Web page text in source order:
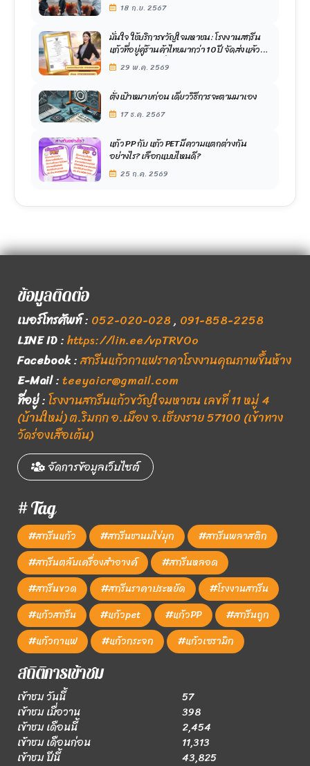
18 ก.ย. 2567
มั่นใจ ใช้บริการขวัญใจมหาชน: โรงงานสกรีน
แก้วที่อยู่คู่ร้านค้าไทยมากว่า 10 ปี จัดส่งแล้วก
ว่า 3,000 ร้านทั่วประเทศ
29 พ.ค. 2569
ตั้งเป้าหมายก่อน เดี๋ยววิธีการจะตามมาเอง
17 ธ.ค. 2567
แก้ว PP กับ แก้ว PET มีความแตกต่างกัน
อย่างไร? เลือกแบบไหนดี?
25 ก.ค. 2569
ข้อมูลติดต่อ
เบอร์โทรศัพท์: 052-020-028, 091-858-2258
LINE ID:https://lin.ee/vpTRVOo
Facebook:สกรีนแก้วกาแฟราคาโรงงานคุณภาพขึ้นห้าง
E-Mail:teeyaicr@gmail.com
ที่อยู่:โรงงานสกรีนแก้วขวัญใจมหาชน เลขที่ 11 หมู่ 4
(บ้านใหม่) ต.ริมกก อ.เมือง จ.เชียงราย 57100 (เข้าทาง
วัดร่องเสือเต้น)
จัดการข้อมูลเว็บไซต์
# Tag
#สกรีนแก้ว #สกรีนชานมไข่มุก
#สกรีนพลาสติก
#สกรีนตลับเครื่องสำอางค์
#สกรีนหลอด
#สกรีนขวด
#สกรีนราคาประหยัด
#โรงงานสกรีน
#แก้วสกรีน
#แก้วpet #แก้วPP
#สกรีนถูก
#แก้วกาแฟ
#แก้วกระจก #แก้วเซรามิก
สถิติการเข้าชม
เข้าชม วันนี้
57
เข้าชม เมื่อวาน
398
เข้าชม เดือนนี้
2,454
เข้าชม เดือนก่อน
11,313
เข้าชม ปีนี้
43,825